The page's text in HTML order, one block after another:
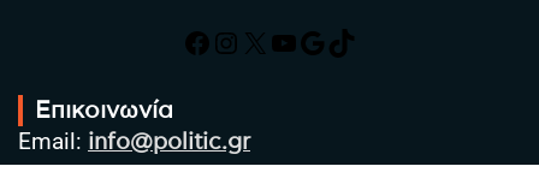
Facebook
Instagram
X YouTube
Google
TikTok
Επικοινωνία
Email: info@politic.gr
Τηλ: